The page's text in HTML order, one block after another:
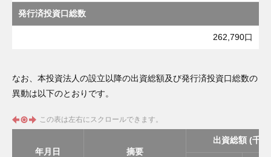
発行済投資口総数
262,790口
なお、本投資法人の設立以降の出資総額及び発行済投資口総数の
異動は以下のとおりです。
この表は左右にスクロールできます。
年月日 摘要
出資総額 (千円